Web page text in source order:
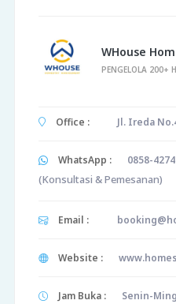
WHouse
PENGELOLA 200+
Office : Jl. Ireda
WhatsApp : 0858-
(Konsultasi & Pemesanan)
Email :
Website :
Jam Buka : Senin-